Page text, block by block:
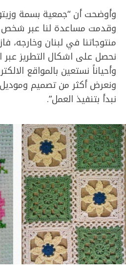
وأوضحت أن “جمعية بسمة
وقدمت مساعدة لنا عبر
منتوجاتنا في لبنان وخارجه،
نحصل على اشكال التطريز عبر
وأحياناً نستعين بالمواقع
ونعرض أكثر من تصميم
نبدأ بتنفيذ العمل”.